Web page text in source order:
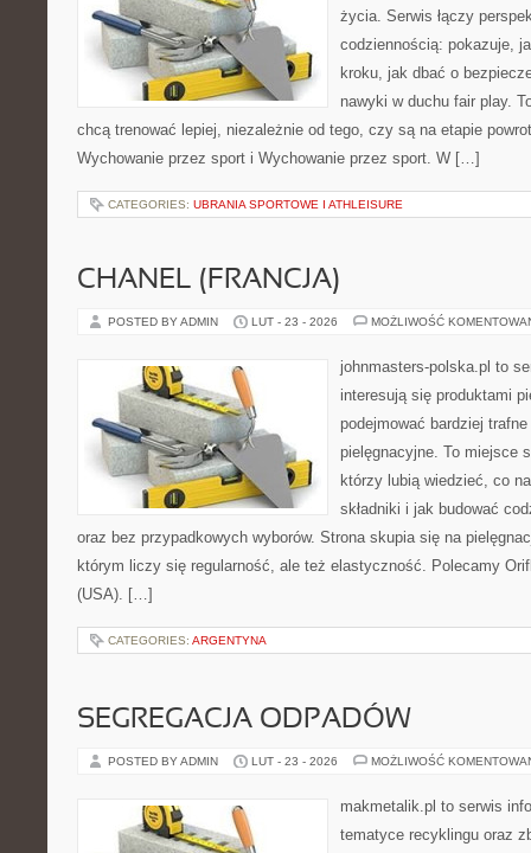
życia. Serwis łączy
codziennością: pokazuje,
kroku, jak dbać o
nawyki w duchu fair play.
chcą trenować lepiej, niezależnie od tego, czy są na etapie
Wychowanie przez sport i Wychowanie przez sport. W […]
CATEGORIES: UBRANIA SPORTOWE I ATHLEISURE
CHANEL (FRANCJA)
POSTED BY ADMIN LUT - 23 - 2026 MOŻLIWOŚĆ
johnmasters-polska.pl to
interesują się produktami
podejmować bardziej
pielęgnacyjne. To miejsce
którzy lubią wiedzieć, co
składniki i jak budować
oraz bez przypadkowych wyborów. Strona skupia się na
którym liczy się regularność, ale też elastyczność. Polecamy
(USA). […]
CATEGORIES: ARGENTYNA
SEGREGACJA ODPADÓW
POSTED BY ADMIN LUT - 23 - 2026 MOŻLIWOŚĆ
makmetalik.pl to serwis
tematyce recyklingu oraz